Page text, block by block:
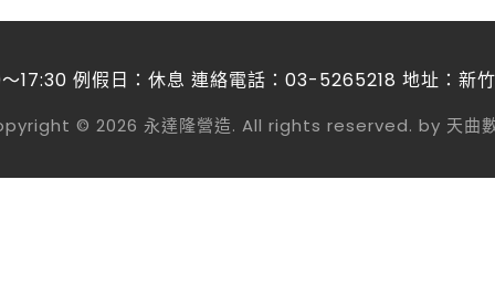
17:30 例假日：休息 連絡電話：03-5265218 地址：新
© 2026 永達隆營造. All rights reserved. by 天曲